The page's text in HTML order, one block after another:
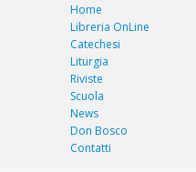
Home
Libreria OnLine
Catechesi
Liturgia
Riviste
Scuola
News
Don Bosco
Contatti